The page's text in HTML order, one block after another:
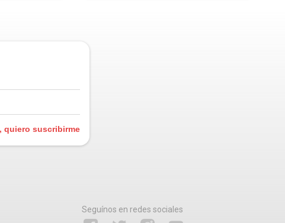
quiero suscribirme
Seguínos en redes sociales